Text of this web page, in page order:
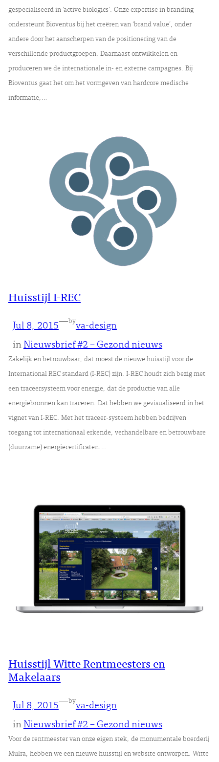
gespecialiseerd in ‘active biologics’. Onze expertise in branding
ondersteunt Bioventus bij het creëren van ‘brand value’, onder
andere door het aanscherpen van de positionering van de
verschillende productgroepen. Daarnaast ontwikkelen en
produceren we de internationale in- en externe campagnes. Bij
Bioventus gaat het om het vormgeven van hardcore medische
informatie,…
Huisstijl I-REC
Jul 8, 2015—byva-design
in Nieuwsbrief #2 – Gezond nieuws
Zakelijk en betrouwbaar, dat moest de nieuwe huisstijl voor de
International REC standard (I-REC) zijn. I-REC houdt zich bezig met
een traceersysteem voor energie, dat de productie van alle
energiebronnen kan traceren. Dat hebben we gevisualiseerd in het
vignet van I-REC. Met het traceer-systeem hebben bedrijven
toegang tot internationaal erkende, verhandelbare en betrouwbare
(duurzame) energiecertificaten.…
Huisstijl Witte Rentmeesters en
Makelaars
Jul 8, 2015—byva-design
in Nieuwsbrief #2 – Gezond nieuws
Voor de rentmeester van onze eigen stek, de monumentale boerderij
Mulra, hebben we een nieuwe huisstijl en website ontworpen. Witte